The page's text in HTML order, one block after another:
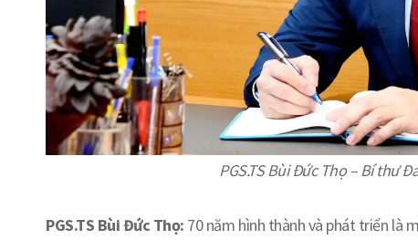
PGS.TS Bùi Đức Thọ – Bí thư
PGS.TS Bùi Đức Thọ: 70 năm hình thành và phát triển là